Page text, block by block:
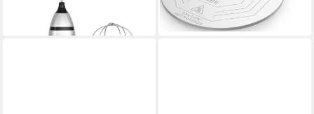
lieferbar - in 4-5 Werktagen bei dir